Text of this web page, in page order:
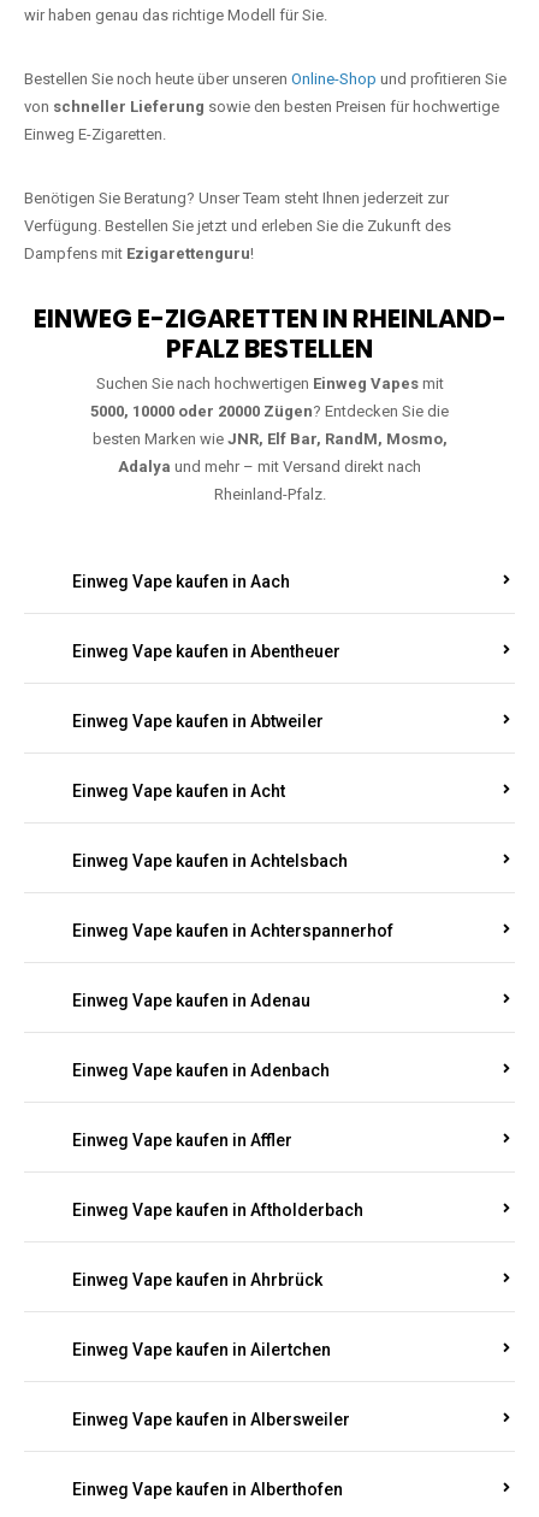
wir haben genau das richtige Modell für Sie.
Bestellen Sie noch heute über unseren Online-Shop und profitieren Sie
von schneller Lieferung sowie den besten Preisen für hochwertige
Einweg E-Zigaretten.
Benötigen Sie Beratung? Unser Team steht Ihnen jederzeit zur
Verfügung. Bestellen Sie jetzt und erleben Sie die Zukunft des
Dampfens mit Ezigarettenguru!
EINWEG E-ZIGARETTEN IN RHEINLAND-
PFALZ BESTELLEN
Suchen Sie nach hochwertigen Einweg Vapesmit
5000, 10000 oder 20000 Zügen? Entdecken Sie die
besten Marken wie JNR, Elf Bar, RandM, Mosmo,
Adalya und mehr – mit Versand direkt nach
Rheinland-Pfalz.
Einweg Vape kaufen in Aach
Einweg Vape kaufen in Abentheuer
Einweg Vape kaufen in Abtweiler
Einweg Vape kaufen in Acht
Einweg Vape kaufen in Achtelsbach
Einweg Vape kaufen in Achterspannerhof
Einweg Vape kaufen in Adenau
Einweg Vape kaufen in Adenbach
Einweg Vape kaufen in Affler
Einweg Vape kaufen in Aftholderbach
Einweg Vape kaufen in Ahrbrück
Einweg Vape kaufen in Ailertchen
Einweg Vape kaufen in Albersweiler
Einweg Vape kaufen in Alberthofen